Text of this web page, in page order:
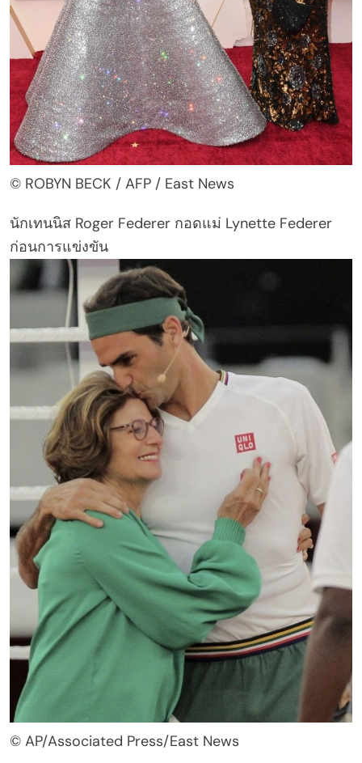
© ROBYN BECK / AFP / East News
นักเทนนิส Roger Federer กอดแม่ Lynette Federer
ก่อนการแข่งขัน
© AP/Associated Press/East News